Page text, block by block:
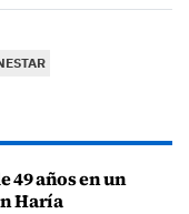
49 años en un
Haría